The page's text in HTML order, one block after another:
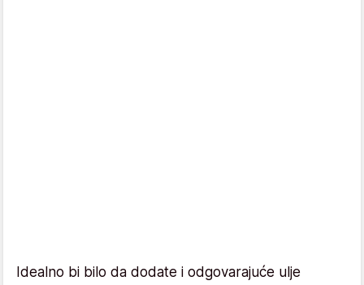
Idealno bi bilo da dodate i odgovarajuće ulje